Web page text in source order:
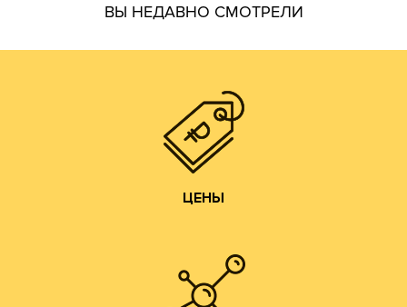
ВЫ НЕДАВНО СМОТРЕЛИ
ЦЕНЫ
ЦЕНЫ
Цены на гофротару нашего производства всегда ниже,
чем у посредников или переработчиков, так как сырье
производства готовой продукции осуществляем
производить практически все возможные виды и типы
Разработка конструкций;
Изготовление штанц-форм;